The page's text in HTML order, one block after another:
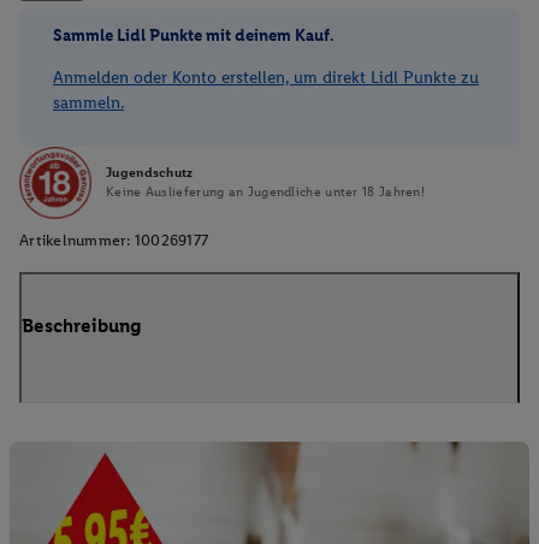
Sammle Lidl Punkte mit deinem Kauf.
Anmelden oder Konto erstellen, um direkt Lidl Punkte zu
sammeln.
Jugendschutz
Keine Auslieferung an Jugendliche unter 18 Jahren!
Artikelnummer: 100269177
Beschreibung